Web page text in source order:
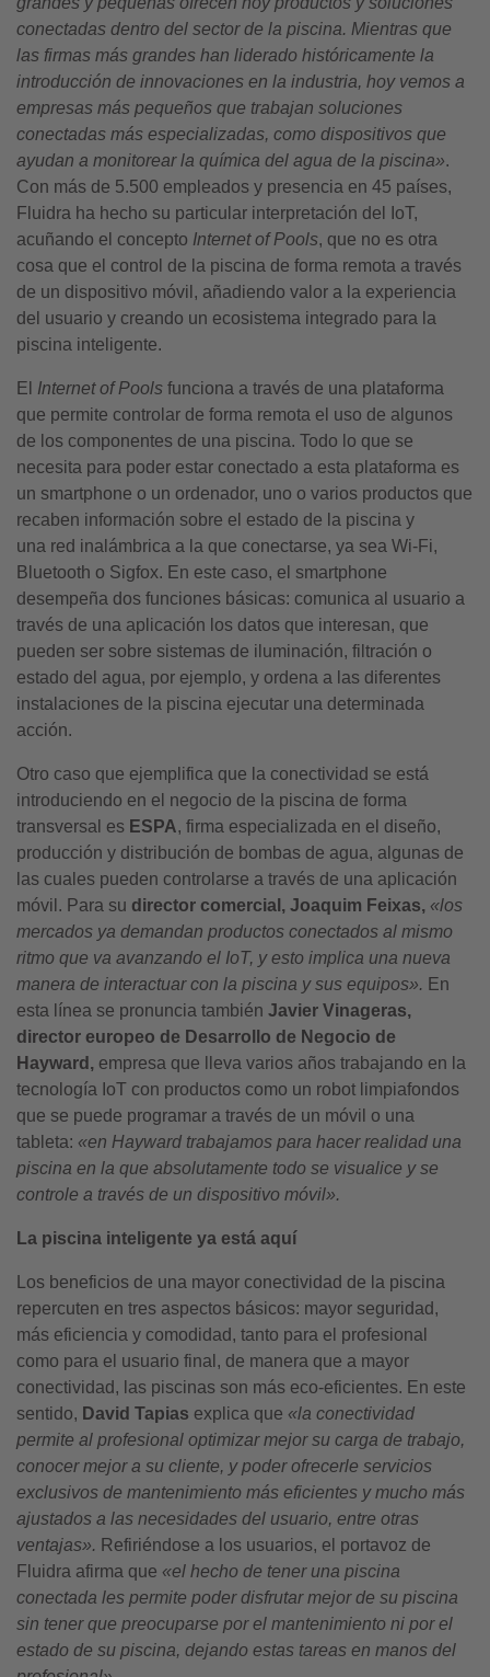
conectadas dentro del sector de la piscina. Mientras que
las firmas más grandes han liderado históricamente la
introducción de innovaciones en la industria, hoy vemos a
empresas más pequeños que trabajan soluciones
conectadas más especializadas, como dispositivos que
ayudan a monitorear la química del agua de la piscina».
Con más de 5.500 empleados y presencia en 45 países,
Fluidra ha hecho su particular interpretación del IoT,
acuñando el concepto Internet of Pools, que no es otra
cosa que el control de la piscina de forma remota a través
de un dispositivo móvil, añadiendo valor a la experiencia
del usuario y creando un ecosistema integrado para la
piscina inteligente.
El Internet of Pools funciona a través de una plataforma
que permite controlar de forma remota el uso de algunos
de los componentes de una piscina. Todo lo que se
necesita para poder estar conectado a esta plataforma es
un smartphone o un ordenador, uno o varios productos que
recaben información sobre el estado de la piscina y
una red inalámbrica a la que conectarse, ya sea Wi-Fi,
Bluetooth o Sigfox. En este caso, el smartphone
desempeña dos funciones básicas: comunica al usuario a
través de una aplicación los datos que interesan, que
pueden ser sobre sistemas de iluminación, filtración o
estado del agua, por ejemplo, y ordena a las diferentes
instalaciones de la piscina ejecutar una determinada
acción.
Otro caso que ejemplifica que la conectividad se está
introduciendo en el negocio de la piscina de forma
transversal es ESPA, firma especializada en el diseño,
producción y distribución de bombas de agua, algunas de
las cuales pueden controlarse a través de una aplicación
móvil. Para su d irector comercial, Joaquim Feixas, «los
mercados ya demandan productos conectados al mismo
ritmo que va avanzando el IoT, y esto implica una nueva
manera de interactuar con la piscina y sus equipos». En
esta línea se pronuncia también Javier Vinageras,
director europeo de Desarrollo de Negocio de
Hayward, empresa que lleva varios años trabajando en la
tecnología IoT con productos como un robot limpiafondos
que se puede programar a través de un móvil o una
tableta: «en Hayward trabajamos para hacer realidad una
piscina en la que absolutamente todo se visualice y se
controle a través de un dispositivo móvil».
La piscina inteligente ya está aquí
Los beneficios de una mayor conectividad de la piscina
repercuten en tres aspectos básicos: mayor seguridad,
más eficiencia y comodidad, tanto para el profesional
como para el usuario final, de manera que a mayor
conectividad, las piscinas son más eco-eficientes. En este
sentido, David Tapias explica que «la conectividad
permite al profesional optimizar mejor su carga de trabajo,
conocer mejor a su cliente, y poder ofrecerle servicios
exclusivos de mantenimiento más eficientes y mucho más
ajustados a las necesidades del usuario, entre otras
ventajas». Refiriéndose a los usuarios, el portavoz de
Fluidra afirma que «el hecho de tener una piscina
conectada les permite poder disfrutar mejor de su piscina
sin tener que preocuparse por el mantenimiento ni por el
estado de su piscina, dejando estas tareas en manos del